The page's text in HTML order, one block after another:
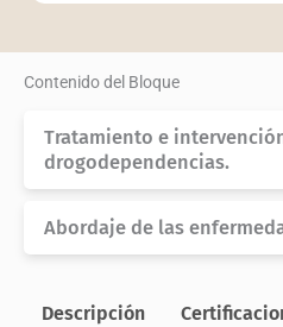
Contenido del Bloque
Tratamiento e
drogodependencias.
Duración
Modalidad
Abordaje de las
Duración
Descripción